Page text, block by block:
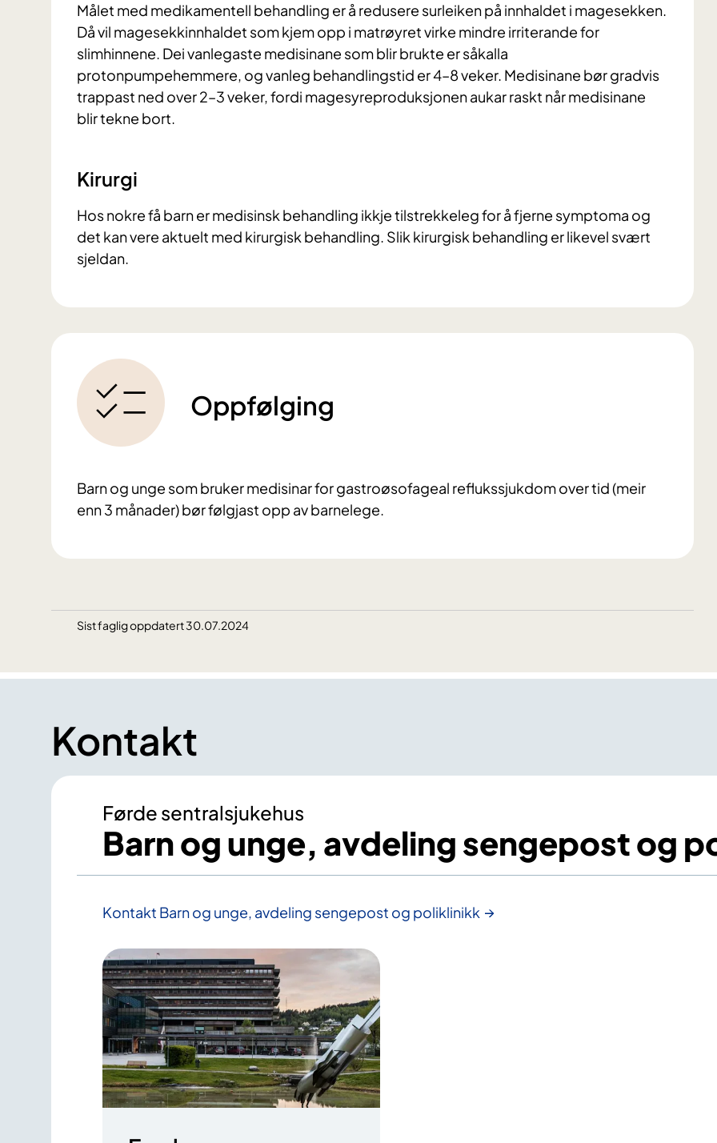
Målet med medikamentell behandling er å redusere surleiken på innhaldet i magesekken.
Då vil magesekkinnhaldet som kjem opp i matrøyret virke mindre irriterande for
slimhinnene. Dei vanlegaste medisinane som blir brukte er såkalla
protonpumpehemmere, og vanleg behandlingstid er 4–8 veker. Medisinane bør gradvis
trappast ned over 2–3 veker, fordi magesyreproduksjonen aukar raskt når medisinane
blir tekne bort.
Kirurgi
Hos nokre få barn er medisinsk behandling ikkje tilstrekkeleg for å fjerne symptoma og
det kan vere aktuelt med kirurgisk behandling. Slik kirurgisk behandling er likevel svært
sjeldan.
Oppfølging
Barn og unge som bruker medisinar for gastroøsofageal reflukssjukdom over tid (meir
enn 3 månader) bør følgjast opp av barnelege.
Sist faglig oppdatert 30.07.2024
Kontakt
Førde sentralsjukehus
Barn og unge, avdeling sengepost og
Kontakt Barn og unge, avdeling sengepost og poliklinikk